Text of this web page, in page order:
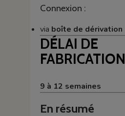
Connexion :
via boîte de dérivation
DÉLAI DE
FABRICATION
9 à 12 semaines
En résumé